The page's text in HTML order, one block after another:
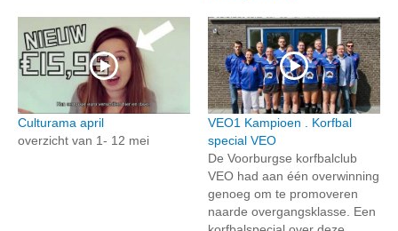
Culturama april
overzicht van 1- 12 mei
VEO1 Kampioen . Korfbal
special VEO
De Voorburgse korfbalclub
VEO had aan één overwinning
genoeg om te promoveren
naarde overgangsklasse. Een